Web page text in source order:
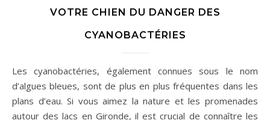
VOTRE CHIEN DU DANGER DES
CYANOBACTÉRIES
Les cyanobactéries, également connues sous le nom
d’algues bleues, sont de plus en plus fréquentes dans les
plans d’eau. Si vous aimez la nature et les promenades
autour des lacs en Gironde, il est crucial de connaître les